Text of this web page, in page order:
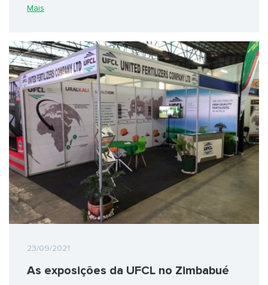
Mais
23/09/2021
As exposições da UFCL no Zimbabué